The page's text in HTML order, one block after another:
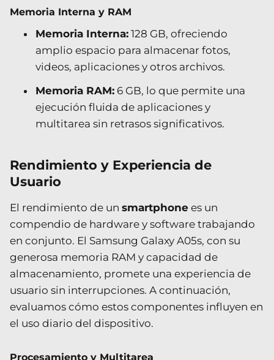
Memoria Interna y RAM
Memoria Interna: 128 GB, ofreciendo
amplio espacio para almacenar fotos,
videos, aplicaciones y otros archivos.
Memoria RAM: 6 GB, lo que permite una
ejecución fluida de aplicaciones y
multitarea sin retrasos significativos.
Rendimiento y Experiencia de
Usuario
El rendimiento de un smartphone es un
compendio de hardware y software trabajando
en conjunto. El Samsung Galaxy A05s, con su
generosa memoria RAM y capacidad de
almacenamiento, promete una experiencia de
usuario sin interrupciones. A continuación,
evaluamos cómo estos componentes influyen en
el uso diario del dispositivo.
Procesamiento y Multitarea